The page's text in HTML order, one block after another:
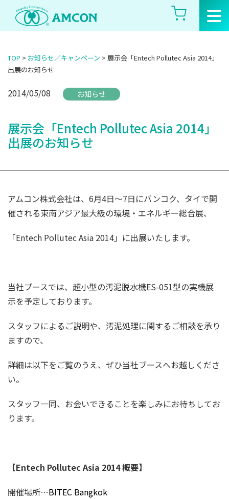
Skip
the
TOP > お知らせ／キャンペーン > 展示会「Entech Pollutec Asia 2014」
出展のお知らせ
2014/05/08 お知らせ
展示会「Entech Pollutec Asia 2014」
出展のお知らせ
アムコン株式会社は、6月4日～7日にバンコク、タイで開
催される東南アジア最大級の環境・エネルギー総合展、
「Entech Pollutec Asia 2014」に出展いたします。
当社ブースでは、超小型の汚泥脱水機ES-051型の実機展
示を予定しております。
スタッフによるご説明や、汚泥処理に関するご相談を承り
ますので、
詳細は以下をご覧のうえ、ぜひ当社ブースへお越しくださ
い。
スタッフ一同、お会いできることを楽しみにお待ちしてお
ります。
【Entech Pollutec Asia 2014 概要】
開催場所…BITEC Bangkok